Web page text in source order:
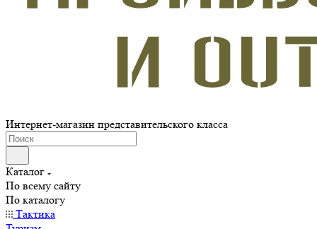
Интернет-магазин представительского класса
Каталог
По всему сайту
По каталогу
Тактика